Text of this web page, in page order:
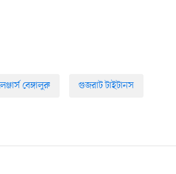
বেঙ্গালুরু গুজরাট টাইটানস